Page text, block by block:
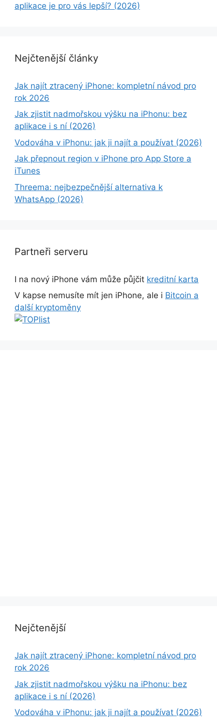
aplikace je pro vás lepší? (2026)
Nejčtenější články
Jak najít ztracený iPhone: kompletní návod pro
rok 2026
Jak zjistit nadmořskou výšku na iPhonu: bez
aplikace i s ní (2026)
Vodováha v iPhonu: jak ji najít a používat (2026)
Jak přepnout region v iPhone pro App Store a
iTunes
Threema: nejbezpečnější alternativa k
WhatsApp (2026)
Partneři serveru
I na nový iPhone vám může půjčit kreditní karta
V kapse nemusíte mít jen iPhone, ale i Bitcoin a
další kryptoměny
Nejčtenější
Jak najít ztracený iPhone: kompletní návod pro
rok 2026
Jak zjistit nadmořskou výšku na iPhonu: bez
aplikace i s ní (2026)
Vodováha v iPhonu: jak ji najít a používat (2026)